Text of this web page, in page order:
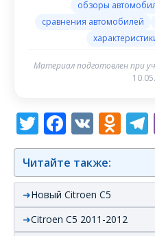
обзоры
сравнения автомобилей
Материал подготовлен при
Twitter
VK
Читайте также:
Новый Citroen C5
Citroen C5 2011-2012